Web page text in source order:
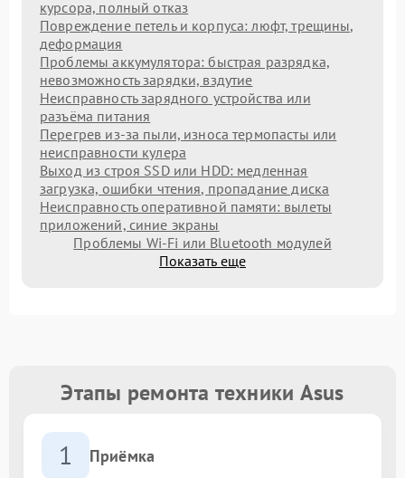
курсора, полный отказ
Повреждение петель и корпуса: люфт, трещины,
деформация
Проблемы аккумулятора: быстрая разрядка,
невозможность зарядки, вздутие
Неисправность зарядного устройства или
разъёма питания
Перегрев из‑за пыли, износа термопасты или
неисправности кулера
Выход из строя SSD или HDD: медленная
загрузка, ошибки чтения, пропадание диска
Неисправность оперативной памяти: вылеты
приложений, синие экраны
Проблемы Wi‑Fi или Bluetooth модулей
Показать еще
Этапы ремонта техники Asus
1 Приёмка